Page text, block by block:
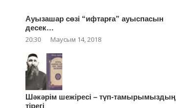
Ауызашар сөзі “ифтарға” ауыспасын
десек…
20:30 Маусым 14, 2018
Шәкәрім шежіресі – түп-тамырымыздың
тірегі